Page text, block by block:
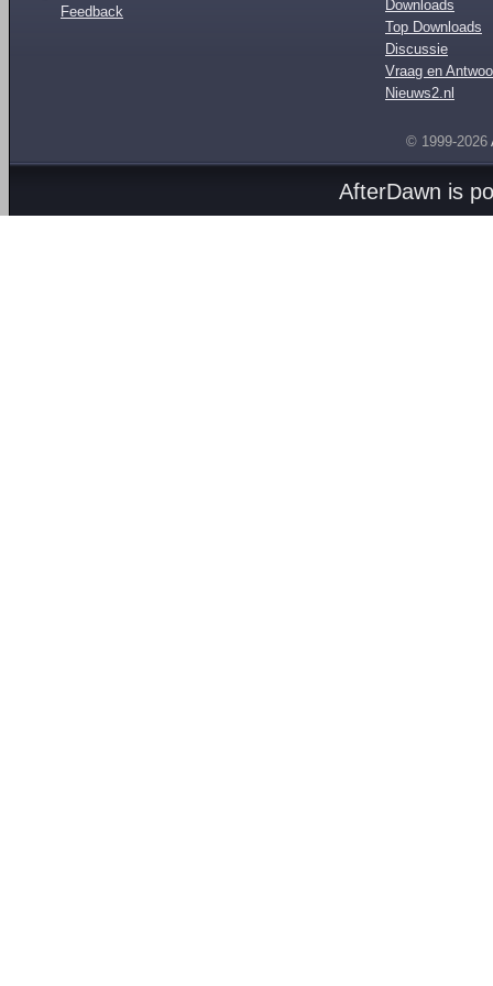
Feedback
Downloads
Top Downloads
Discussie
Vraag en
Nieuws2.nl
© 1999-2026
AfterDawn is